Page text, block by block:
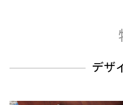
デザ